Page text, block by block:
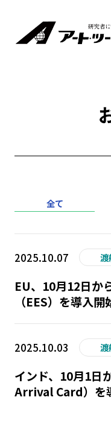
全て
2025.10.07 渡
EU、10月12日か
（EES）を導入開
2025.10.03 渡
インド、10月1日
Arrival Card）を